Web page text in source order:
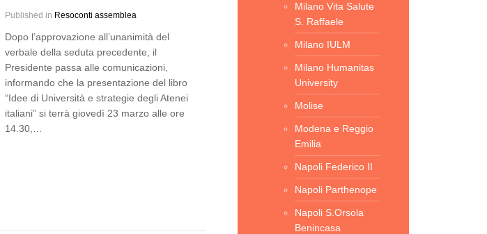
Published in Resoconti assemblea
Dopo l’approvazione all’unanimità del
verbale della seduta precedente, il
Presidente passa alle comunicazioni,
informando che la presentazione del libro
“Idee di Università e strategie degli Atenei
italiani” si terrà giovedì 23 marzo alle ore
14.30,…
Milano Vita Salute
S. Raffaele
Milano IULM
Milano Humanitas
University
Molise
Modena e Reggio
Emilia
Napoli Federico II
Napoli Parthenope
Napoli S.Orsola
Benincasa